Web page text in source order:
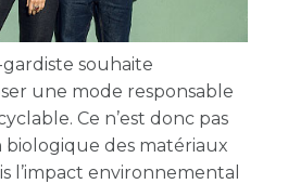
gardiste souhaite
une mode responsable
Ce n’est donc pas
biologique des matériaux
l’impact environnemental